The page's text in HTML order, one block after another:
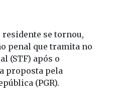
se tornou,
penal que tramita no
(STF) após o
proposta pela
(PGR).